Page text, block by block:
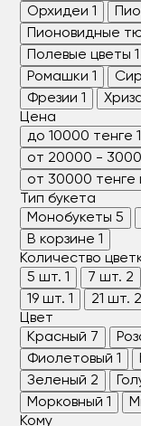
Орхидеи 1
Пионовидные
Полевые цветы 1
Ромашки 1
Фрезии 1
Цена
до 10000 тенге 1
от 20000 -
от 30000 тенге
Тип букета
Монобукеты 5
В корзине 1
Количество
5 шт. 1 7 шт. 2
19 шт. 1 21 шт. 2
Цвет
Красный 7
Фиолетовый 1
Зеленый 2
Морковный 1
Кому